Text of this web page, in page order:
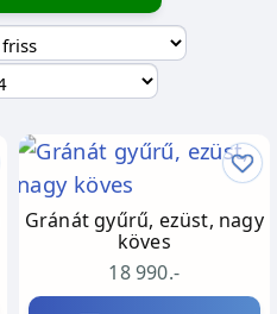
Gránát gyűrű, ezüst, nagy
köves
18 990.-